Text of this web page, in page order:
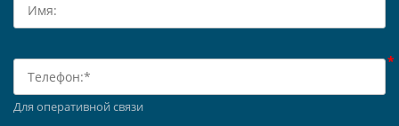
Для оперативной связи